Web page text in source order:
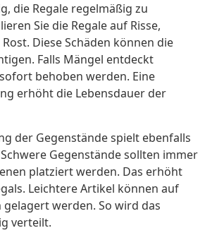
die Regale regelmäßig zu
Sie die Regale auf Risse,
Diese Schäden können die
Falls Mängel entdeckt
behoben werden. Eine
erhöht die Lebensdauer der
der Gegenstände spielt ebenfalls
Gegenstände sollten immer
platziert werden. Das erhöht
Leichtere Artikel können auf
gelagert werden. So wird das
verteilt.